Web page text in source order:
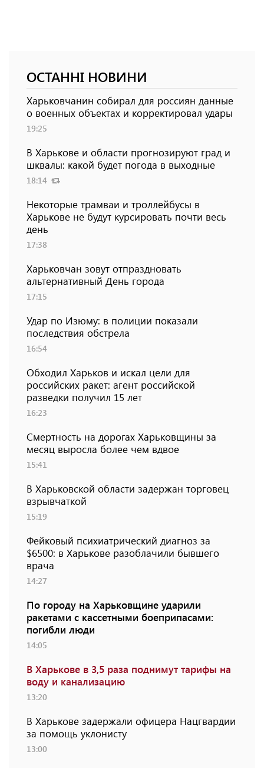
ОСТАННІ НОВИНИ
Харьковчанин собирал для россиян данные
о военных объектах и ​​корректировал удары
19:25
В Харькове и области прогнозируют град и
шквалы: какой будет погода в выходные
18:14
Некоторые трамваи и троллейбусы в
Харькове не будут курсировать почти весь
день
17:38
Харьковчан зовут отпраздновать
альтернативный День города
17:15
Удар по Изюму: в полиции показали
последствия обстрела
16:54
Обходил Харьков и искал цели для
российских ракет: агент российской
разведки получил 15 лет
16:23
Смертность на дорогах Харьковщины за
месяц выросла более чем вдвое
15:41
В Харьковской области задержан торговец
взрывчаткой
15:19
Фейковый психиатрический диагноз за
$6500: в Харькове разоблачили бывшего
врача
14:27
По городу на Харьковщине ударили
ракетами с кассетными боеприпасами:
погибли люди
14:05
В Харькове в 3,5 раза поднимут тарифы на
воду и канализацию
13:20
В Харькове задержали офицера Нацгвардии
за помощь уклонисту
13:00